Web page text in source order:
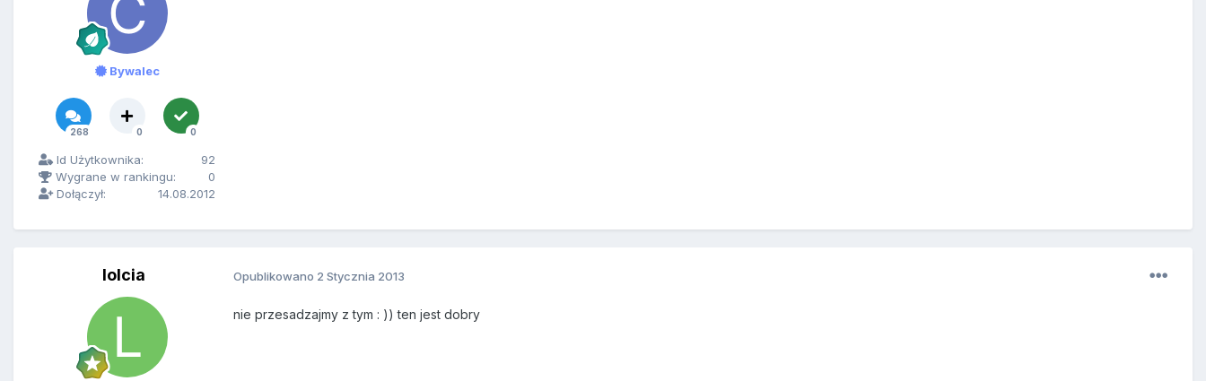
Bywalec
268 0 0
Id Użytkownika:
92
Wygrane w rankingu:
0
Dołączył:
14.08.2012
lolcia Opublikowano 2 Stycznia 2013
nie przesadzajmy z tym : )) ten jest dobry